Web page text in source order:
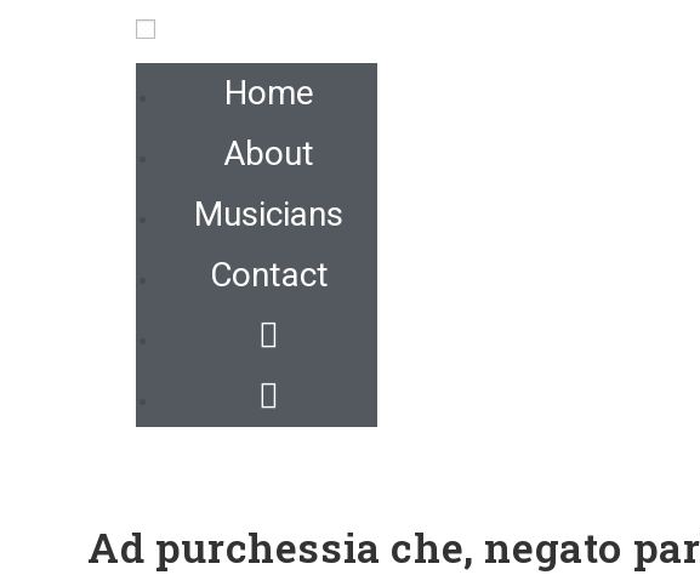
Home
About
Musicians
Contact
Ad purchessia che, negato